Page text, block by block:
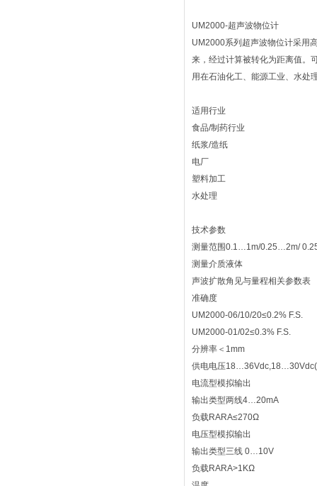
UM2000-超声波物位计
UM2000系列超声波物位计采用
来，经过计算被转化为距离值。
用在石油化工、能源工业、水处
适用行业
食品/制药行业
纸浆/造纸
电厂
塑料加工
水处理
技术参数
测量范围0.1…1m/0.25…2m/
测量介质液体
声波扩散角见与量程相关参数表
准确度
UM2000-06/10/20≤0.2% F.S.
UM2000-01/02≤0.3% F.S.
分辨率＜1mm
供电电压
电流型模拟输出
输出类型两线4…20mA
负载RARA≤270Ω
电压型模拟输出
输出类型三线 0…10V
负载RARA>1KΩ